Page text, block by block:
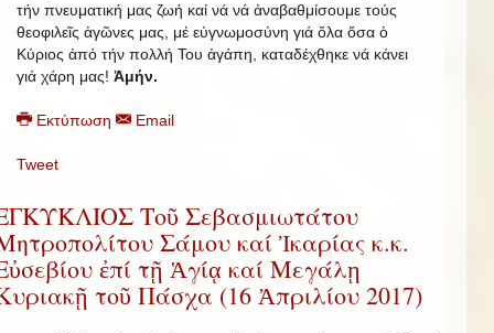
τήν πνευματική μας ζωή καί νά νά ἀναβαθμίσουμε τούς
θεοφιλεῖς ἀγῶνες μας, μέ εὐγνωμοσύνη γιά ὅλα ὅσα ὁ
Κύριος ἀπό τήν πολλή Του ἀγάπη, καταδέχθηκε νά κάνει
γιά χάρη μας! Ἀμήν.
Εκτύπωση Email
Tweet
Τοῦ Σεβασμιωτάτου
Σάμου καί Ἰκαρίας κ.κ.
ἐπί τῇ Ἁγίᾳ καί Μεγάλῃ
τοῦ Πάσχα (16 Ἀπριλίου 2017)